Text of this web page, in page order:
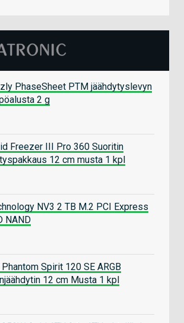
PhaseSheet PTM jäähdytyslevyn
2 g
Freezer III Pro 360 Suoritin
12 cm musta 1 kpl
NV3 2 TB M.2 PCI Express
NAND
Spirit 120 SE ARGB
12 cm Musta 1 kpl